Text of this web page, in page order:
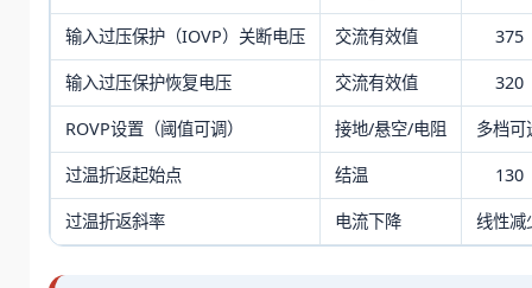
输入过压保护（IOVP）关断电压 交流有效值 375
输入过压保护恢复电压 交流有效值 320
ROVP设置（阈值可调） 接地/悬空/电阻 多档可
过温折返起始点 结温 130
过温折返斜率 电流下降 线性减